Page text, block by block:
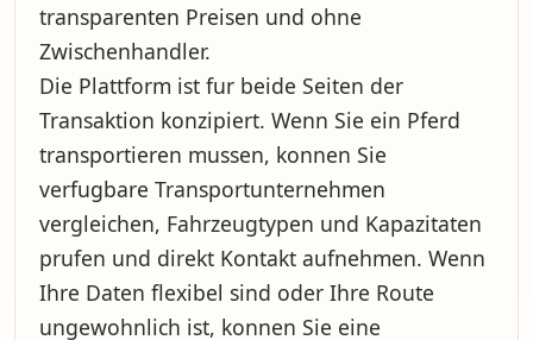
transparenten Preisen und ohne
Zwischenhandler.
Die Plattform ist fur beide Seiten der
Transaktion konzipiert. Wenn Sie ein Pferd
transportieren mussen, konnen Sie
verfugbare Transportunternehmen
vergleichen, Fahrzeugtypen und Kapazitaten
prufen und direkt Kontakt aufnehmen. Wenn
Ihre Daten flexibel sind oder Ihre Route
ungewohnlich ist, konnen Sie eine